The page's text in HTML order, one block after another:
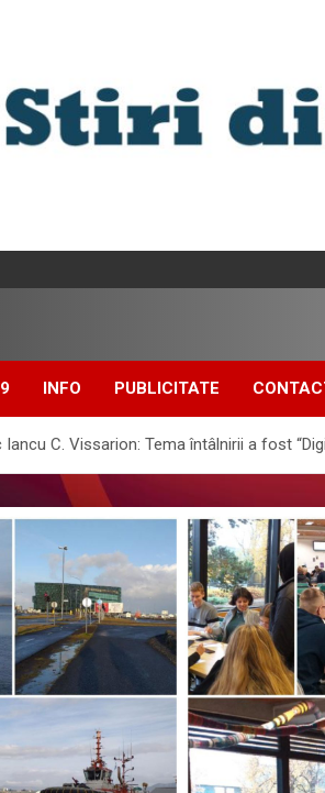
INFO PUBLICITATE
Iancu C. Vissarion: Tema întâlnirii a fost